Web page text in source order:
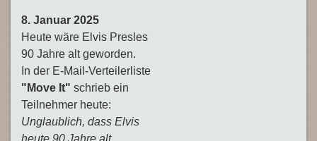
8. Januar 2025
Heute wäre Elvis Presles
90 Jahre alt geworden.
In der E-Mail-Verteilerliste
"Move It" schrieb ein
Teilnehmer heute:
Unglaublich, dass Elvis
heute 90 Jahre alt